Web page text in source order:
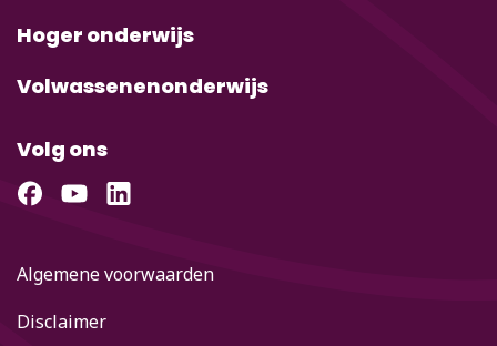
Hoger onderwijs
Volwassenenonderwijs
Volg ons
Algemene voorwaarden
Disclaimer